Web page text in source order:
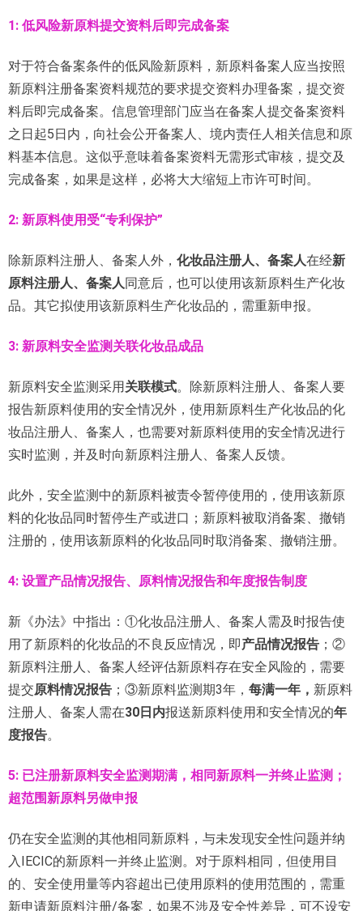
1: 低风险新原料提交资料后即完成备案
对于符合备案条件的低风险新原料，新原料备案人应当按照
新原料注册备案资料规范的要求提交资料办理备案，提交资
料后即完成备案。信息管理部门应当在备案人提交备案资料
之日起5日内，向社会公开备案人、境内责任人相关信息和原
料基本信息。这似乎意味着备案资料无需形式审核，提交及
完成备案，如果是这样，必将大大缩短上市许可时间。
2: 新原料使用受“专利保护”
除新原料注册人、备案人外， 化妆品注册人、备案人在经新
原料注册人、备案人同意后，也可以使用该新原料生产化妆
品。其它拟使用该新原料生产化妆品的，需重新申报。
3: 新原料安全监测关联化妆品成品
新原料安全监测采用关联模式。除新原料注册人、备案人要
报告新原料使用的安全情况外，使用新原料生产化妆品的化
妆品注册人、备案人，也需要对新原料使用的安全情况进行
实时监测，并及时向新原料注册人、备案人反馈。
此外，安全监测中的新原料被责令暂停使用的，使用该新原
料的化妆品同时暂停生产或进口；新原料被取消备案、撤销
注册的，使用该新原料的化妆品同时取消备案、撤销注册。
4: 设置产品情况报告、原料情况报告和年度报告制度
新《办法》中指出：①化妆品注册人、备案人需及时报告使
用了新原料的化妆品的不良反应情况，即产品情况报告 ；②
新原料注册人、备案人经评估新原料存在安全风险的，需要
提交原料情况报告 ；③新原料监测期3年， 每满一年， 新原料
注册人、备案人需在30日内报送新原料使用和安全情况的年
度报告。
5: 已注册新原料安全监测期满，相同新原料一并终止监测；
超范围新原料另做申报
仍在安全监测的其他相同新原料，与未发现安全性问题并纳
入IECIC的新原料一并终止监测。对于原料相同，但使用目
的、安全使用量等内容超出已使用原料的使用范围的，需重
新申请新原料注册/备案，如果不涉及安全性差异，可不设安